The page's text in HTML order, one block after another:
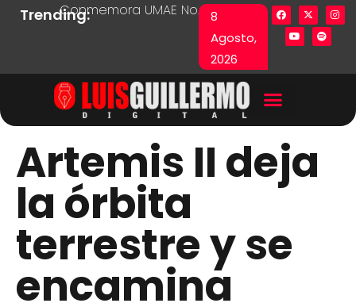
8
Agosto,
2026
Trending:Conmemora UMAE No. 71 Día de las y los
Lista en excel expone
Artemis II deja
la órbita
terrestre y se
encamina